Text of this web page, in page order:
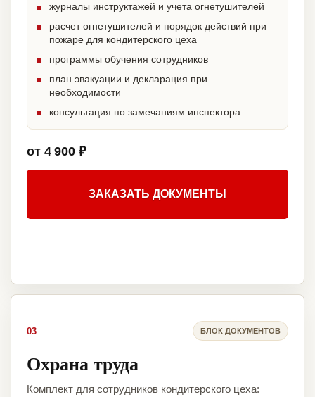
журналы инструктажей и учета огнетушителей
расчет огнетушителей и порядок действий при
пожаре для кондитерского цеха
программы обучения сотрудников
план эвакуации и декларация при
необходимости
консультация по замечаниям инспектора
от 4 900 ₽
ЗАКАЗАТЬ ДОКУМЕНТЫ
03 БЛОК ДОКУМЕНТОВ
Охрана труда
Комплект для сотрудников кондитерского цеха: